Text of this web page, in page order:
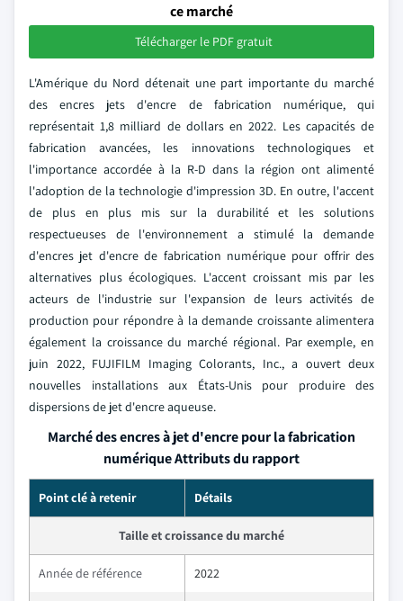
ce marché
Télécharger le PDF gratuit
L'Amérique du Nord détenait une part importante du marché
des encres jets d'encre de fabrication numérique, qui
représentait 1,8 milliard de dollars en 2022. Les capacités de
fabrication avancées, les innovations technologiques et
l'importance accordée à la R-D dans la région ont alimenté
l'adoption de la technologie d'impression 3D. En outre, l'accent
de plus en plus mis sur la durabilité et les solutions
respectueuses de l'environnement a stimulé la demande
d'encres jet d'encre de fabrication numérique pour offrir des
alternatives plus écologiques. L'accent croissant mis par les
acteurs de l'industrie sur l'expansion de leurs activités de
production pour répondre à la demande croissante alimentera
également la croissance du marché régional. Par exemple, en
juin 2022, FUJIFILM Imaging Colorants, Inc., a ouvert deux
nouvelles installations aux États-Unis pour produire des
dispersions de jet d'encre aqueuse.
Marché des encres à jet d'encre pour la fabrication
numérique Attributs du rapport
Point clé à retenir Détails
Taille et croissance du marché
Année de référence 2022